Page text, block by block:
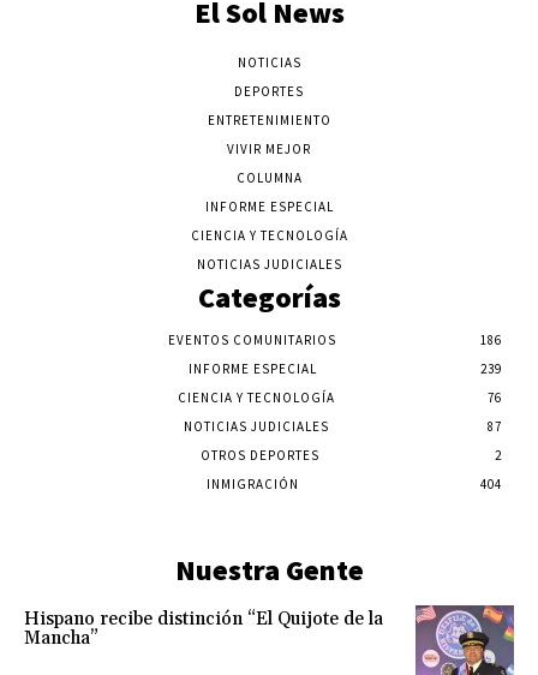
El Sol News
NOTICIAS
DEPORTES
ENTRETENIMIENTO
VIVIR MEJOR
COLUMNA
INFORME ESPECIAL
CIENCIA Y TECNOLOGÍA
NOTICIAS JUDICIALES
Categorías
EVENTOS COMUNITARIOS
186
INFORME ESPECIAL
239
CIENCIA Y TECNOLOGÍA
76
NOTICIAS JUDICIALES
87
OTROS DEPORTES
2
INMIGRACIÓN
404
Nuestra Gente
Hispano recibe distinción “El Quijote de la
Mancha”